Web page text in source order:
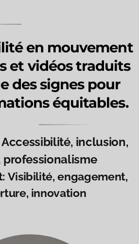
en mouvement
et vidéos traduits
des signes pour
équitables.
Accessibilité, inclusion,
professionalisme
Visibilité, engagement,
innovation